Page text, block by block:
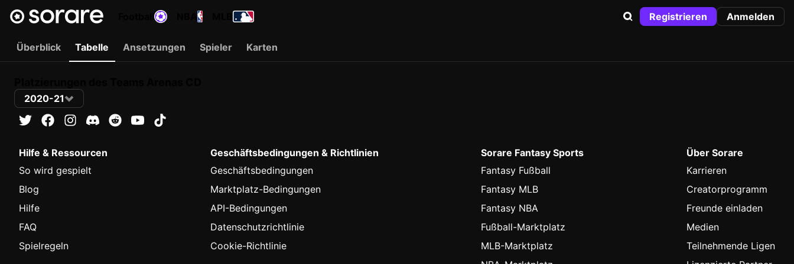
Registrieren Anmelden
Überblick Tabelle Ansetzungen Spieler Karten
2020-21
Hilfe & Ressourcen
So wird gespielt
Blog
Hilfe
FAQ
Spielregeln
Geschäftsbedingungen & Richtlinien
Geschäftsbedingungen
Marktplatz-Bedingungen
API-Bedingungen
Datenschutzrichtlinie
Cookie-Richtlinie
Sorare Fantasy Sports
Fantasy Fußball
Fantasy MLB
Fantasy NBA
Fußball-Marktplatz
MLB-Marktplatz
Über Sorare
Karrieren
Creatorprogramm
Freunde einladen
Medien
Teilnehmende Ligen